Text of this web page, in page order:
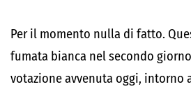
Per il momento nulla di fatto.
fumata bianca nel secondo
votazione avvenuta oggi, intorno